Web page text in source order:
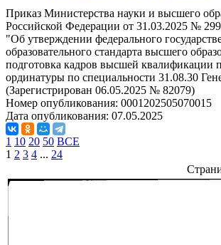
Приказ Министерства науки и высшего
Российской Федерации от 31.03.2025 № 299
"Об утверждении федерального
образовательного стандарта высшего
подготовка кадров высшей квалификации
ординатуры по специальности 31.08.30
(Зарегистрирован 06.05.2025 № 82079)
Номер опубликования: 0001202505070015
Дата опубликования: 07.05.2025
1 10 20 50 ВСЕ
1 2 3 4 ... 24